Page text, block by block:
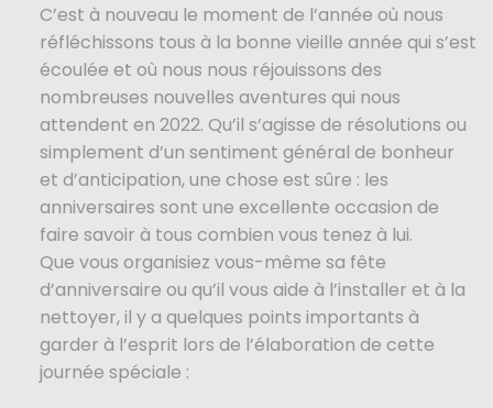
C’est à nouveau le moment de l’année où nous
réfléchissons tous à la bonne vieille année qui s’est
écoulée et où nous nous réjouissons des
nombreuses nouvelles aventures qui nous
attendent en 2022. Qu’il s’agisse de résolutions ou
simplement d’un sentiment général de bonheur
et d’anticipation, une chose est sûre : les
anniversaires sont une excellente occasion de
faire savoir à tous combien vous tenez à lui.
Que vous organisiez vous-même sa fête
d’anniversaire ou qu’il vous aide à l’installer et à la
nettoyer, il y a quelques points importants à
garder à l’esprit lors de l’élaboration de cette
journée spéciale :